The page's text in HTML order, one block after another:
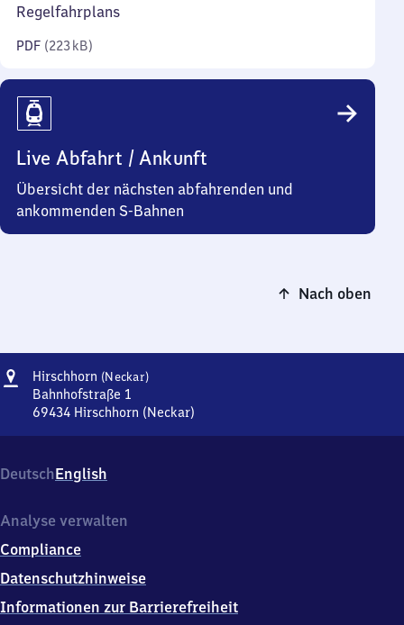
Regelfahrplans
PDF (223 kB)
Live Abfahrt / Ankunft
Übersicht der nächsten abfahrenden und
ankommenden S-Bahnen
Nach oben
Adresse
Hirschhorn (Neckar)Hirschhorn
Bahnhofstraße 1
69434 Hirschhorn (Neckar)
Bahnhofstraße
1,
9
3
4
(Neckar)
DeutschEnglish
Analyse verwalten
Compliance
Datenschutzhinweise
Informationen zur Barrierefreiheit